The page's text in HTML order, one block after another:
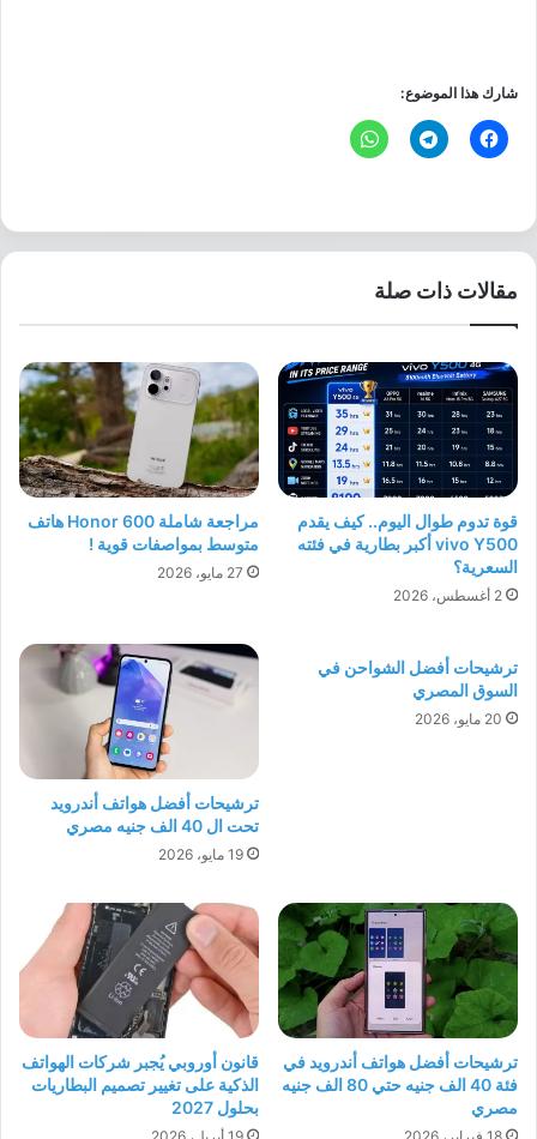
شارك هذا الموضوع:
مقالات ذات صلة
قوة تدوم طوال اليوم.. كيف يقدم
vivo Y500 أكبر بطارية في فئته
السعرية؟
2 أغسطس، 2026
مراجعة شاملة Honor 600 هاتف
متوسط بمواصفات قوية !
27 مايو، 2026
ترشيحات أفضل الشواحن في
السوق المصري
20 مايو، 2026
ترشيحات أفضل هواتف أندرويد
تحت ال 40 الف جنيه مصري
19 مايو، 2026
ترشيحات أفضل هواتف أندرويد في
فئة 40 الف جنيه حتي 80 الف جنيه
مصري
قانون أوروبي يُجبر شركات الهواتف
الذكية على تغيير تصميم البطاريات
بحلول 2027